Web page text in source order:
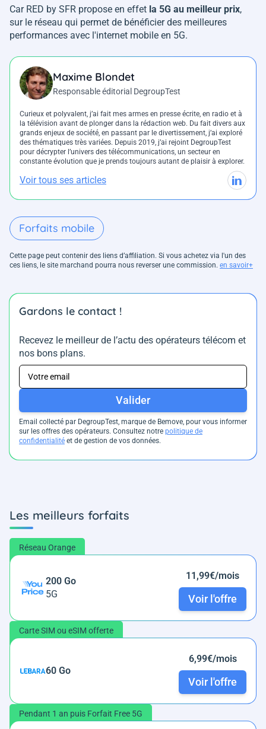
Car RED by SFR propose en effet la 5G au meilleur prix,
sur le réseau qui permet de bénéficier des meilleures
performances avec l'internet mobile en 5G.
Maxime Blondet
Responsable éditorial DegroupTest
Curieux et polyvalent, j’ai fait mes armes en presse écrite, en radio et à
la télévision avant de plonger dans la rédaction web. Du fait divers aux
grands enjeux de société, en passant par le divertissement, j’ai exploré
des thématiques très variées. Depuis 2019, j’ai rejoint DegroupTest
pour décrypter l’univers des télécommunications, un secteur en
constante évolution que je prends toujours autant de plaisir à explorer.
Voir tous ses articles
Forfaits mobile
Cette page peut contenir des liens d’affiliation. Si vous achetez via l'un des
ces liens, le site marchand pourra nous reverser une commission. en savoir+
Gardons le contact !
Recevez le meilleur de l’actu des opérateurs télécom et
nos bons plans.
Valider
Email collecté par DegroupTest, marque de Bemove, pour vous informer
sur les offres des opérateurs. Consultez notre politique de
confidentialité et de gestion de vos données.
Les meilleurs forfaits
Réseau Orange
200 Go
5G
11,99€/mois
Voir l'offre
Carte SIM ou eSIM offerte
60 Go
6,99€/mois
Voir l'offre
Pendant 1 an puis Forfait Free 5G